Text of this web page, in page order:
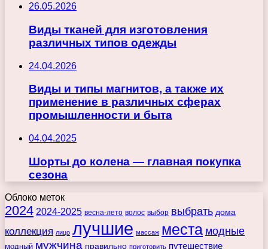
26.05.2026
Виды тканей для изготовления
различных типов одежды
24.04.2026
Виды и типы магнитов, а также их
применение в различных сферах
промышленности и быта
04.04.2025
Шорты до колена — главная покупка
сезона
Облоко меток
2024 2024-2025 весна-лето волос выбор выбрать дома
коллекция лицо лучшие массаж места модные
модный мужчина правильно приготовить путешествие